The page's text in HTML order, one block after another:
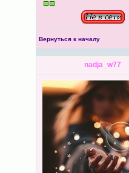
Вернуться к началу
nadja_w77